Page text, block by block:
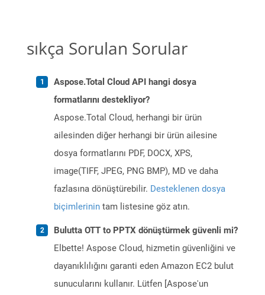
sıkça Sorulan Sorular
Aspose.Total Cloud API hangi dosya
formatlarını destekliyor?
Aspose.Total Cloud, herhangi bir ürün
ailesinden diğer herhangi bir ürün ailesine
dosya formatlarını PDF, DOCX, XPS,
image(TIFF, JPEG, PNG BMP), MD ve daha
fazlasına dönüştürebilir. Desteklenen dosya
biçimlerinin tam listesine göz atın.
Bulutta OTT to PPTX dönüştürmek güvenli mi?
Elbette! Aspose Cloud, hizmetin güvenliğini ve
dayanıklılığını garanti eden Amazon EC2 bulut
sunucularını kullanır. Lütfen [Aspose'un